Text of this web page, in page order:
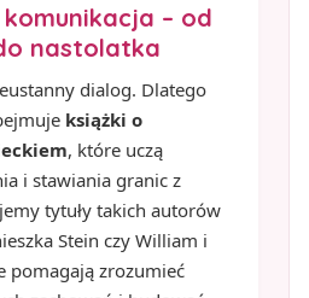
– od
nastolatka
dialog. Dlatego
książki o
, które uczą
i stawiania granic z
tytuły takich autorów
Stein czy William i
pomagają zrozumieć